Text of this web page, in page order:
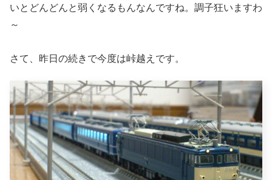
いとどんどんと弱くなるもんなんですね。調子狂いますわ
～
さて、昨日の続きで今度は峠越えです。